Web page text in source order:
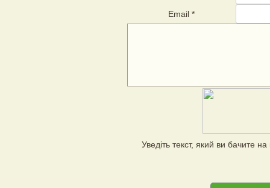
Email *
Уведiть текст, який ви бачите